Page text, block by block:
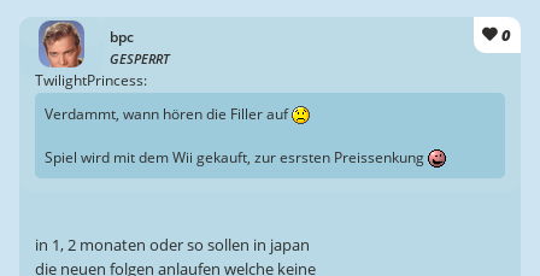
bpc
GESPERRT
0
TwilightPrincess:
Verdammt, wann hören die Filler auf
Spiel wird mit dem Wii gekauft, zur esrsten Preissenkung
in 1, 2 monaten oder so sollen in japan
die neuen folgen anlaufen welche keine